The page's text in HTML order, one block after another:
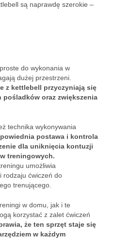
są naprawdę szerokie –
do wykonania w
dużej przestrzeni.
z kettlebell przyczyniają się
oraz zwiększenia
technika wykonywania
postawa i kontrola
dla uniknięcia kontuzji
treningowych.
umożliwia
rodzaju ćwiczeń do
trenującego.
w domu, jak i te
korzystać z zalet ćwiczeń
że ten sprzęt staje się
w każdym